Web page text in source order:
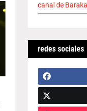
canal de
redes sociales